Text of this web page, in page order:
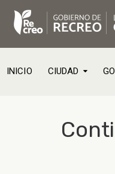
INICIO CIUDAD